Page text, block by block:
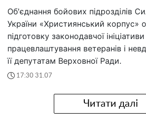
Об'єднання бойових підрозділів
України «Християнський корпус»
підготовку законодавчої
працевлаштування ветеранів і
її депутатам Верховної Ради.
17:30 31.07
Читати далі